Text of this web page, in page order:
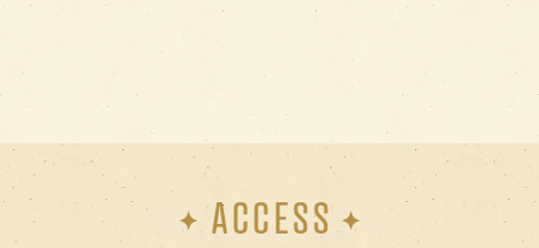
2026年GWの休診日のご案内
4月29日（水）〜30日（木）、5月3日
（日）〜7日（木）
痛みやお口の不具合でお困りの方は、早め
にご相談くださいACCESS